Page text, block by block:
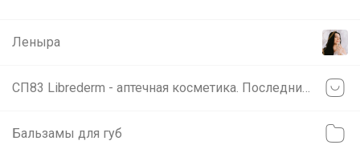
Леныра
Бальзамы для губ